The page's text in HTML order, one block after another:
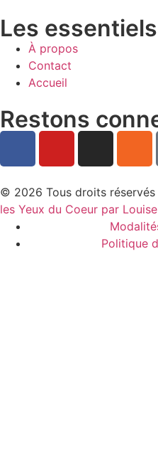
Les essentiels
À propos
Contact
Accueil
Restons
© 2026 Tous droits réservés |
les Yeux du Coeur par
Politique